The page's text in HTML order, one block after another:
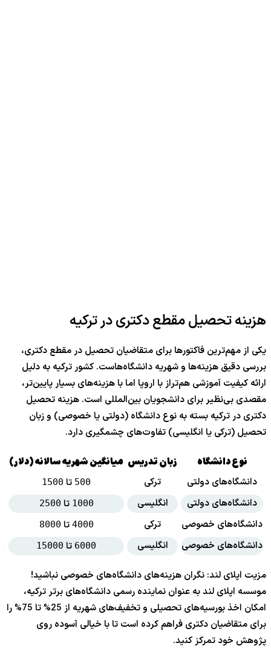
هزینه تحصیل مقطع دکتری در ترکیه
یکی از مهم‌ترین فاکتورها برای متقاضیان تحصیل در مقطع دکتری،
بررسی دقیق هزینه‌ها و شهریه دانشگاه‌هاست. کشور ترکیه به دلیل
ارائه کیفیت آموزشی هم‌تراز با اروپا اما با هزینه‌های بسیار پایین‌تر،
مقصدی بی‌نظیر برای دانشجویان بین‌المللی است. هزینه تحصیل
دکتری در ترکیه بسته به نوع دانشگاه (دولتی یا خصوصی) و زبان
تحصیل (ترکی یا انگلیسی) تفاوت‌های چشمگیری دارد.
نوع دانشگاه زبان تدریس میانگین شهریه سالانه (دلار)
دانشگاه‌های دولتی ترکی 500 تا 1500
دانشگاه‌های دولتی انگلیسی 1000 تا 2500
دانشگاه‌های خصوصی ترکی 4000 تا 8000
دانشگاه‌های خصوصی انگلیسی 6000 تا 15000
مزیت اپلای لند: نگران هزینه‌های دانشگاه‌های خصوصی نباشید!
موسسه اپلای لند به عنوان نماینده رسمی دانشگاه‌های برتر ترکیه،
امکان اخذ بورسیه‌های تحصیلی و تخفیف‌های شهریه از 25% تا 75% را
برای متقاضیان دکتری فراهم کرده است تا با خیالی آسوده روی
پژوهش خود تمرکز کنید.